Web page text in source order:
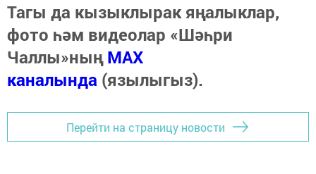
Тагы да кызыклырак яңалыклар,
фото һәм видеолар «Шәһри
Чаллы»ныңMAX
каналында (язылыгыз).
Перейти на страницу новости